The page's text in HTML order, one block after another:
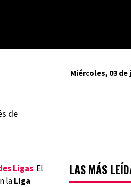
Miércoles, 03 de
de
Ligas. El
laLiga
LAS MÁS